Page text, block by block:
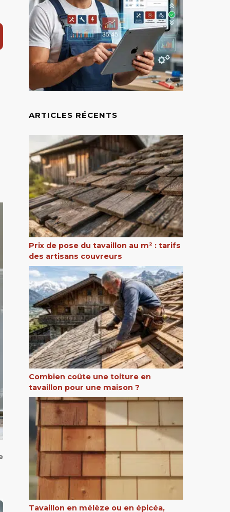
ARTICLES RÉCENTS
Prix de pose du tavaillon au m² : tarifs
des artisans couvreurs
Combien coûte une toiture en
tavaillon pour une maison ?
Tavaillon en mélèze ou en épicéa,